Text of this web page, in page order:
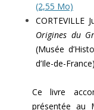
(2,55 Mo)
CORTEVILLE
Origines du
(Musée
d’Ile-de-
Ce livre
présentée au